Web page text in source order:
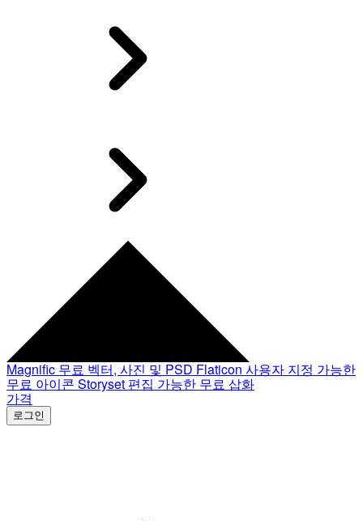
Magnific 무료 벡터, 사진 및 PSD Flaticon 사용자 지정 가능한
무료 아이콘 Storyset 편집 가능한 무료 삽화
가격
로그인